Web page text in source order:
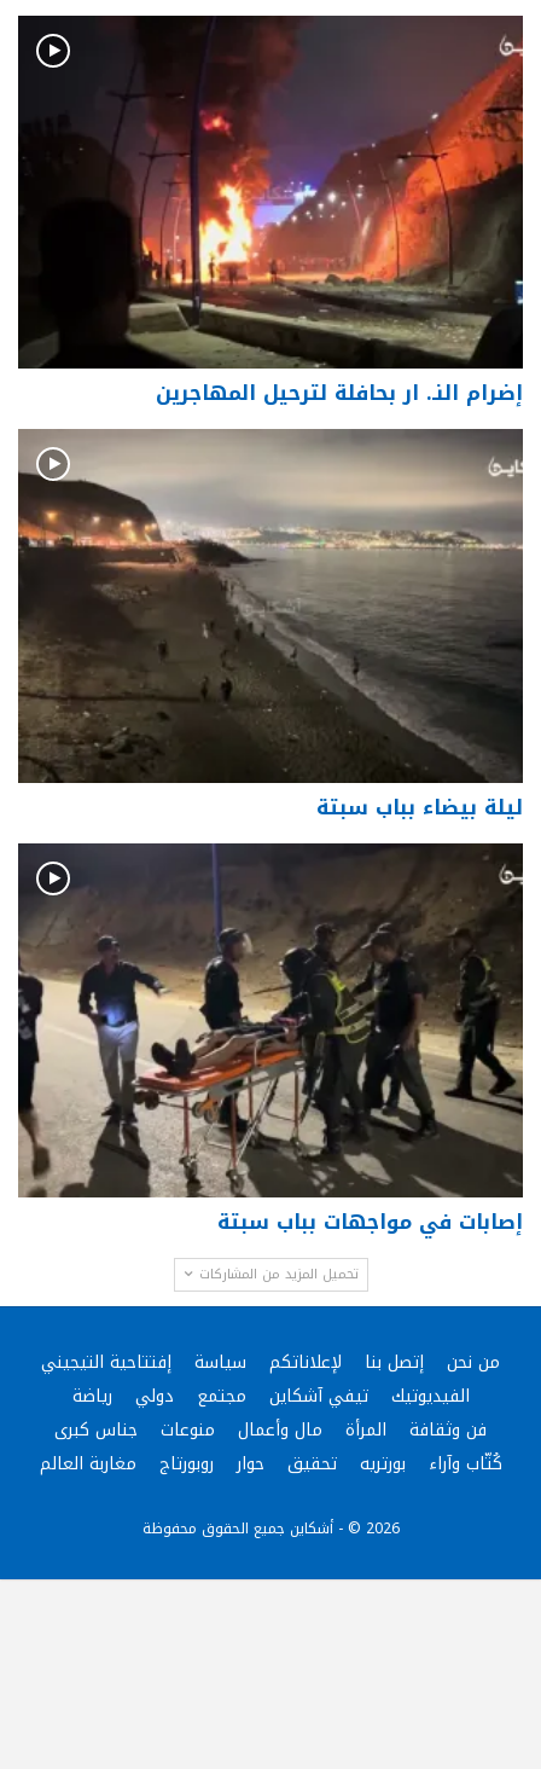
إضرام النـ. ار بحافلة لترحيل المهاجرين
ليلة بيضاء بباب سبتة
إصابات في مواجهات بباب سبتة
تحميل المزيد من المشاركات
من نحن إتصل بنا لإعلاناتكم سياسة
إفتتاحية التيجيني
الفيديوتيك
تيفي آشكاين مجتمع دولي
رياضة
فن وثقافة
المرأة مال وأعمال منوعات
جناس كبرى
كُتّاب وآراء
بورتريه تحقيق حوار روبورتاج مغاربة العالم
2026 © - أشكاين جميع الحقوق محفوظة